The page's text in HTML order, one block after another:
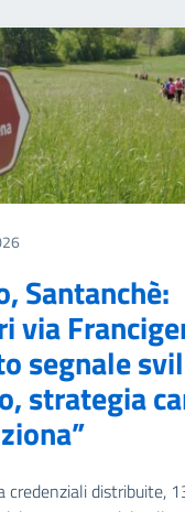
Santanchè:
via
segnale
strategia
credenziali distribuite,